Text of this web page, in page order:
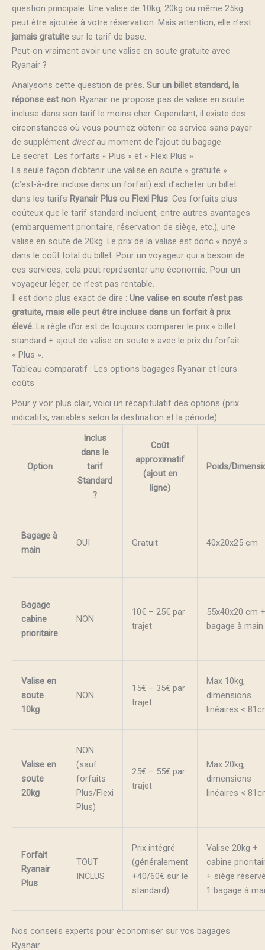
question principale. Une valise de 10kg, 20kg ou même 25kg
peut être ajoutée à votre réservation. Mais attention, elle n’est
jamais gratuite sur le tarif de base.
Peut-on vraiment avoir une valise en soute gratuite avec
Ryanair ?
Analysons cette question de près. Sur un billet standard, la
réponse est non. Ryanair ne propose pas de valise en soute
incluse dans son tarif le moins cher. Cependant, il existe des
circonstances où vous pourriez obtenir ce service sans payer
de supplément directau moment de l’ajout du bagage.
Le secret : Les forfaits « Plus » et « Flexi Plus »
La seule façon d’obtenir une valise en soute « gratuite »
(c’est-à-dire incluse dans un forfait) est d’acheter un billet
dans les tarifs Ryanair Plus ou Flexi Plus. Ces forfaits plus
coûteux que le tarif standard incluent, entre autres avantages
(embarquement prioritaire, réservation de siège, etc.), une
valise en soute de 20kg. Le prix de la valise est donc « noyé »
dans le coût total du billet. Pour un voyageur qui a besoin de
ces services, cela peut représenter une économie. Pour un
voyageur léger, ce n’est pas rentable.
Il est donc plus exact de dire : Une valise en soute n’est pas
gratuite, mais elle peut être incluse dans un forfait à prix
élevé. La règle d’or est de toujours comparer le prix « billet
standard + ajout de valise en soute » avec le prix du forfait
« Plus ».
Tableau comparatif : Les options bagages Ryanair et leurs
coûts
Pour y voir plus clair, voici un récapitulatif des options (prix
indicatifs, variables selon la destination et la période).
Option
Inclus
dans le
tarif
Standard
?
Coût
approximatif
(ajout en
ligne)
Poids/
Bagage à
main
OUI Gratuit 40x20x25 cm
Bagage
cabine
prioritaire
NON
10€ – 25€ par
trajet
55x40x20 cm +
bagage à main
Valise en
soute
10kg
NON
15€ – 35€ par
trajet
Max 10kg,
dimensions
linéaires <
Valise en
soute
20kg
NON
(sauf
forfaits
Plus/Flexi
Plus)
25€ – 55€ par
trajet
Max 20kg,
dimensions
linéaires <
Forfait
Ryanair
Plus
TOUT
INCLUS
Prix intégré
(généralement
+40/60€ sur le
standard)
Valise 20kg +
cabine
+ siège
1 bagage à
Nos conseils experts pour économiser sur vos bagages
Ryanair